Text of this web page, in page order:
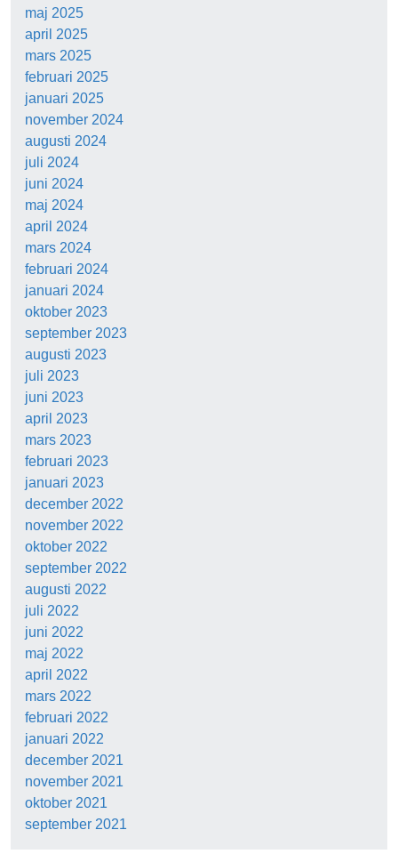
maj 2025
april 2025
mars 2025
februari 2025
januari 2025
november 2024
augusti 2024
juli 2024
juni 2024
maj 2024
april 2024
mars 2024
februari 2024
januari 2024
oktober 2023
september 2023
augusti 2023
juli 2023
juni 2023
april 2023
mars 2023
februari 2023
januari 2023
december 2022
november 2022
oktober 2022
september 2022
augusti 2022
juli 2022
juni 2022
maj 2022
april 2022
mars 2022
februari 2022
januari 2022
december 2021
november 2021
oktober 2021
september 2021